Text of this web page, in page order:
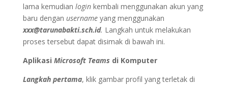
lama kemudian loginkembali menggunakan akun yang
baru dengan usernameyang menggunakan
xxx@tarunabakti.sch.id. Langkah untuk melakukan
proses tersebut dapat disimak di bawah ini.
Aplikasi Microsoft Teams di Komputer
Langkah pertama, klik gambar profil yang terletak di